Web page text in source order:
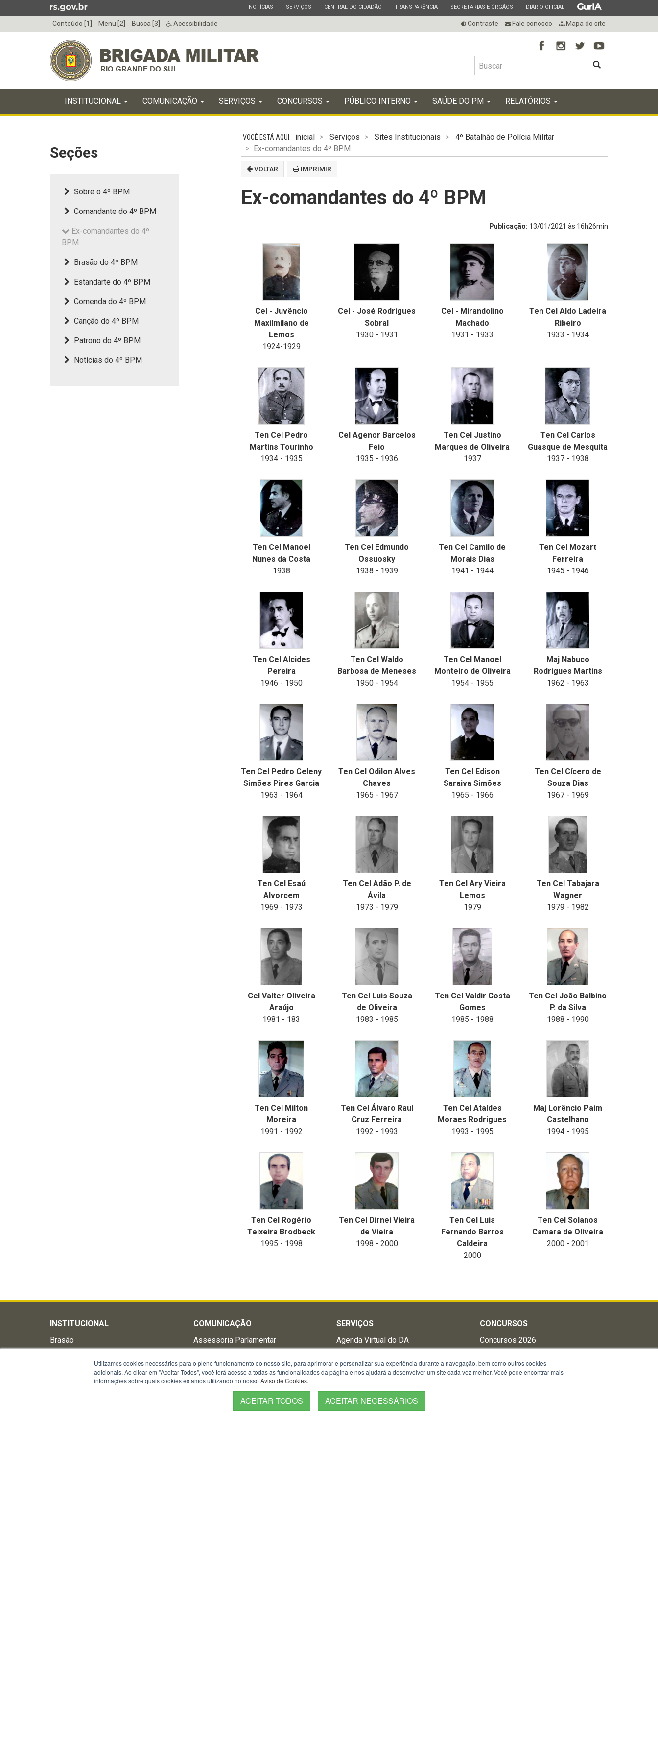
para
menu
ESTADO
NOTÍCIAS ESTADO
SERVIÇOS ESTADO
CENTRAL DO CIDADÃO ESTADO
TRANSPARÊNCIA ESTADO
SECRETARIAS E ÓRGÃOS ESTADO
DIÁRIO OFICIAL ESTADO
Conteúdo [1] Menu [2] Busca [3] Acessibilidade Contraste Fale conosco Mapa do site
BUSCAR
do
menu
INICIAL
INSTITUCIONAL COMUNICAÇÃO SERVIÇOS CONCURSOS PÚBLICO INTERNO SAÚDE DO PM RELATÓRIOS
Seções
Sobre o 4º BPM
Comandante do 4º BPM
Ex-comandantes do 4º
BPM
Brasão do 4º BPM
Estandarte do 4º BPM
Comenda do 4º BPM
Canção do 4º BPM
Patrono do 4º BPM
Notícias do 4º BPM
inicial Serviços Sites Institucionais
4º Batalhão de Polícia Militar
Ex-comandantes do 4º BPM
VOLTAR IMPRIMIR
Ex-comandantes do 4º BPM
Publicação: 13/01/2021 às 16h26min
Cel - Juvêncio
Maxilmilano de
Lemos
1924-1929
Cel - José Rodrigues
Sobral
1930 - 1931
Cel - Mirandolino
Machado
1931 - 1933
Ten Cel Aldo Ladeira
Ribeiro
1933 - 1934
Ten Cel Pedro
Martins Tourinho
1934 - 1935
Cel Agenor Barcelos
Feio
1935 - 1936
Ten Cel Justino
Marques de Oliveira
1937
Ten Cel Carlos
Guasque de Mesquita
1937 - 1938
Ten Cel Manoel
Nunes da Costa
1938
Ten Cel Edmundo
Ossuosky
1938 - 1939
Ten Cel Camilo de
Morais Dias
1941 - 1944
Ten Cel Mozart
Ferreira
1945 - 1946
Ten Cel Alcides
Pereira
1946 - 1950
Ten Cel Waldo
Barbosa de Meneses
1950 - 1954
Ten Cel Manoel
Monteiro de Oliveira
1954 - 1955
Maj Nabuco
Rodrigues Martins
1962 - 1963
Ten Cel Pedro Celeny
Simões Pires Garcia
1963 - 1964
Ten Cel Odilon Alves
Chaves
1965 - 1967
Ten Cel Edison
Saraiva Simões
1965 - 1966
Ten Cel Cícero de
Souza Dias
1967 - 1969
Ten Cel Esaú
Alvorcem
1969 - 1973
Ten Cel Adão P. de
Ávila
1973 - 1979
Ten Cel Ary Vieira
Lemos
1979
Ten Cel Tabajara
Wagner
1979 - 1982
Cel Valter Oliveira
Araújo
1981 - 183
Ten Cel Luis Souza
de Oliveira
1983 - 1985
Ten Cel Valdir Costa
Gomes
1985 - 1988
Ten Cel João Balbino
P. da Silva
1988 - 1990
Ten Cel Milton
Moreira
1991 - 1992
Ten Cel Álvaro Raul
Cruz Ferreira
1992 - 1993
Ten Cel Ataídes
Moraes Rodrigues
1993 - 1995
Maj Lorêncio Paim
Castelhano
1994 - 1995
Ten Cel Rogério
Teixeira Brodbeck
1995 - 1998
Ten Cel Dirnei Vieira
de Vieira
1998 - 2000
Ten Cel Luis
Fernando Barros
Caldeira
2000
Ten Cel Solanos
Camara de Oliveira
2000 - 2001
INSTITUCIONAL
Brasão
Comandos de Execução
Consulta de Processos Adm.
COMUNICAÇÃO
Assessoria Parlamentar
Fale Conosco
Notícias Regionais
SERVIÇOS
Agenda Virtual do DA
Autenticação de BO
Censo
CONCURSOS
Concursos 2026
Concursos 2024
Utilizamos cookies necessários para o pleno funcionamento do nosso site, para aprimorar e personalizar sua experiência durante a navegação, bem como outros cookies
adicionais. Ao clicar em "Aceitar Todos", você terá acesso a todas as funcionalidades da página e nos ajudará a desenvolver um site cada vez melhor. Você pode encontrar mais
informações sobre quais cookies estamos utilizando no nosso Aviso de Cookies.
ACEITAR TODOS ACEITAR NECESSÁRIOS